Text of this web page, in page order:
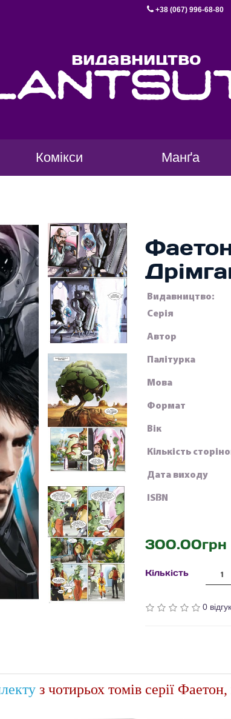
+38 (067) 996-68-80
видавництво
Комікси Манґа
Видавництво:
Серія
Автор
Палітурка
Мова
Формат
Вік
Кількість
Дата виходу
ISBN
300.00грн
Кількість
0
з чотирьох томів серії